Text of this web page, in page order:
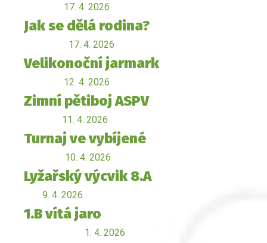
17. 4. 2026
Jak se dělá rodina?
17. 4. 2026
Velikonoční jarmark
12. 4. 2026
Zimní pětiboj ASPV
11. 4. 2026
Turnaj ve vybíjené
10. 4. 2026
Lyžařský výcvik 8.A
9. 4. 2026
1.B vítá jaro
1. 4. 2026